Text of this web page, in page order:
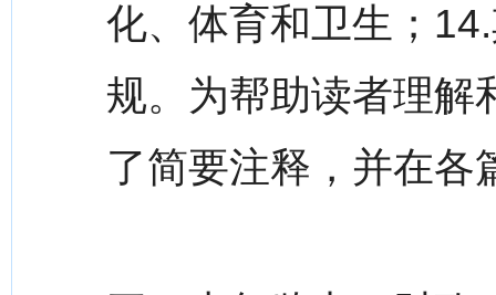
化、体育和卫生；
规。为帮助读者理解
了简要注释，并在各